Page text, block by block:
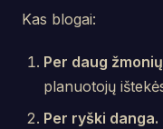
Kas blogai:
Per daug
planuotojų
Per ryški danga.